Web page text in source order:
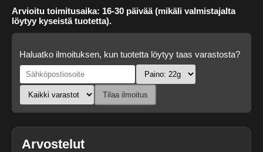
Arvostelut
Arvioitu toimitusaika: 16-30 päivää (mikäli valmistajalta
löytyy kyseistä tuotetta).
Haluatko ilmoituksen, kun tuotetta löytyy taas varastosta?
Tilaa ilmoitus